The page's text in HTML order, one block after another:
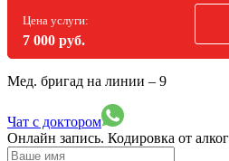
Цена услуги:
7 000 руб.
Мед. бригад на линии – 9
Чат с доктором
Онлайн запись. Кодировка от